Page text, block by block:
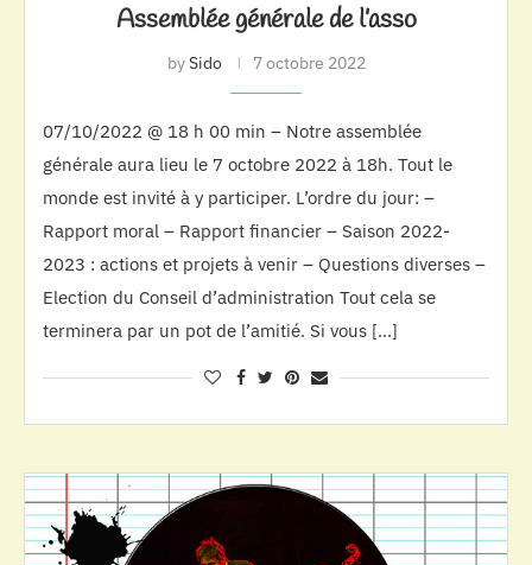
Assemblée générale de l’asso
bySido 7 octobre 2022
07/10/2022 @ 18 h 00 min – Notre assemblée
générale aura lieu le 7 octobre 2022 à 18h. Tout le
monde est invité à y participer. L’ordre du jour: –
Rapport moral – Rapport financier – Saison 2022-
2023 : actions et projets à venir – Questions diverses –
Election du Conseil d’administration Tout cela se
terminera par un pot de l’amitié. Si vous […]